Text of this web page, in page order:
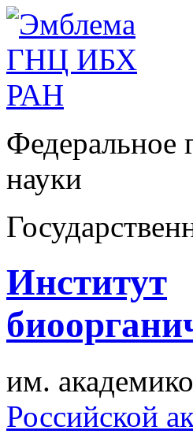
Федеральное
науки
Институт
им.
Российской